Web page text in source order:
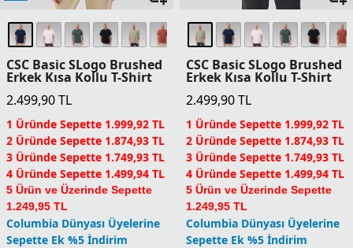
CSC Basic SLogo Brushed
Erkek Kısa Kollu T-Shirt
2.499,90TL
1 Üründe Sepette 1.999,92 TL
2 Üründe Sepette 1.874,93 TL
3 Üründe Sepette 1.749,93 TL
4 Üründe Sepette 1.499,94 TL
5 Ürün ve Üzerinde Sepette
1.249,95 TL
Columbia Dünyası Üyelerine
Sepette Ek %5 İndirim
CSC Basic SLogo Brushed
Erkek Kısa Kollu T-Shirt
2.499,90TL
1 Üründe Sepette 1.999,92 TL
2 Üründe Sepette 1.874,93 TL
3 Üründe Sepette 1.749,93 TL
4 Üründe Sepette 1.499,94 TL
5 Ürün ve Üzerinde Sepette
1.249,95 TL
Columbia Dünyası Üyelerine
Sepette Ek %5 İndirim